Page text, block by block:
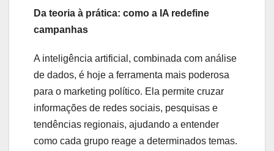
Da teoria à prática: como a IA redefine
campanhas
A inteligência artificial, combinada com análise
de dados, é hoje a ferramenta mais poderosa
para o marketing político. Ela permite cruzar
informações de redes sociais, pesquisas e
tendências regionais, ajudando a entender
como cada grupo reage a determinados temas.